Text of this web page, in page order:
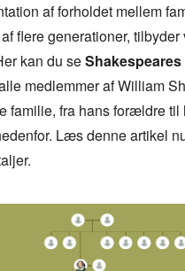
af forholdet mellem
flere generationer, tilbyder
kan du se
medlemmer af William
familie, fra hans forældre til
Læs denne artikel